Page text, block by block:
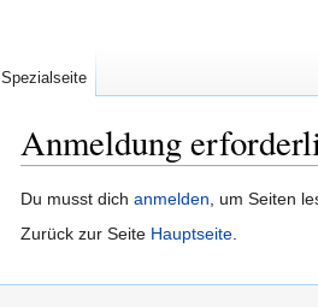
Anmeldung
Zur
Navigation
Zur
Suche
Du musst dich anmelden, um Seiten
Zurück zur Seite Hauptseite.
Spezialseite